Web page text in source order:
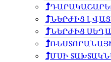
ՆԵՐԺԻՑ
ՆԵՐԺԻՑ
ՄՍԻ